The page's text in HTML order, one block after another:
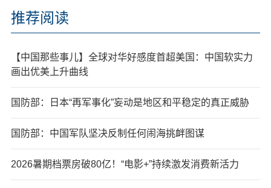
推荐阅读
【中国那些事儿】全球对华好感度首超美国：中国软实力
画出优美上升曲线
国防部：日本“再军事化”妄动是地区和平稳定的真正威胁
国防部：中国军队坚决反制任何闹海挑衅图谋
2026暑期档票房破80亿！“电影+”持续激发消费新活力